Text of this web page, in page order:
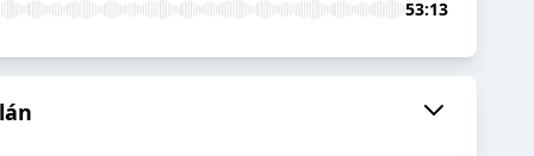
53:13